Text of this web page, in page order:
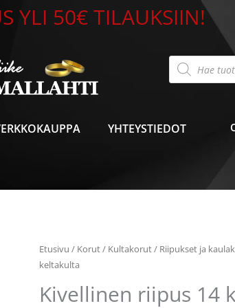
YLI 50€ TILAUKSIIN!
Products
search
YHTEYSTIEDOT
Etusivu / Korut/ Kultakorut/ Riipukset ja
keltakulta
Kivellinen riipus 14
Kivellinen
riipus
k